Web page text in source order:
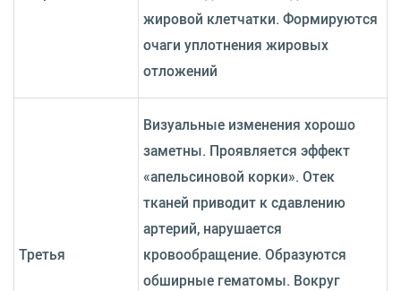
жировой клетчатки. Формируются
очаги уплотнения жировых
отложений
Третья
Визуальные изменения хорошо
заметны. Проявляется эффект
«апельсиновой корки». Отек
тканей приводит к сдавлению
артерий, нарушается
кровообращение. Образуются
обширные гематомы. Вокруг